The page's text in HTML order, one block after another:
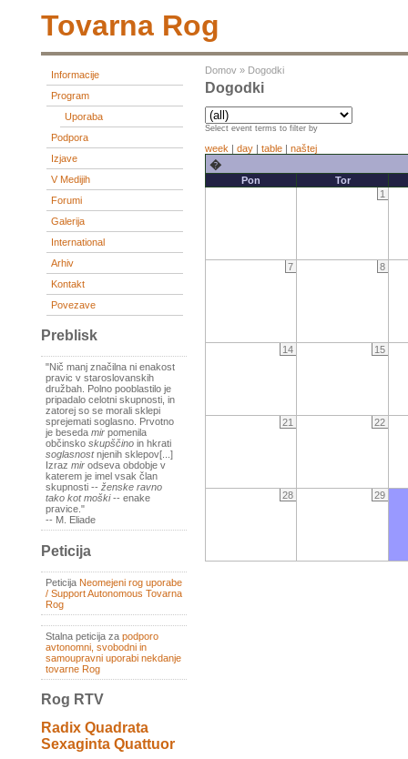
Tovarna Rog
Informacije
Program
Uporaba
Podpora
Izjave
V Medijih
Forumi
Galerija
International
Arhiv
Kontakt
Povezave
Preblisk
"Nič manj značilna ni enakost
pravic v staroslovanskih
družbah. Polno pooblastilo je
pripadalo celotni skupnosti, in
zatorej so se morali sklepi
sprejemati soglasno. Prvotno
je beseda mir pomenila
občinsko skupščino in hkrati
soglasnostnjenih sklepov[...]
Izraz mir odseva obdobje v
katerem je imel vsak član
skupnosti -- ženske ravno
tako kot moški-- enake
pravice."
-- M. Eliade
Peticija
Peticija Neomejeni rog uporabe
/ Support Autonomous Tovarna
Rog
Stalna peticija za podporo
avtonomni, svobodni in
samoupravni uporabi nekdanje
tovarne Rog
Rog RTV
Radix Quadrata
Sexaginta Quattuor
Domov » Dogodki
Dogodki
Select event terms to filter by
week | day | table | naštej
�
Pon
Tor
1
7 8
14 15
21 22
28 29